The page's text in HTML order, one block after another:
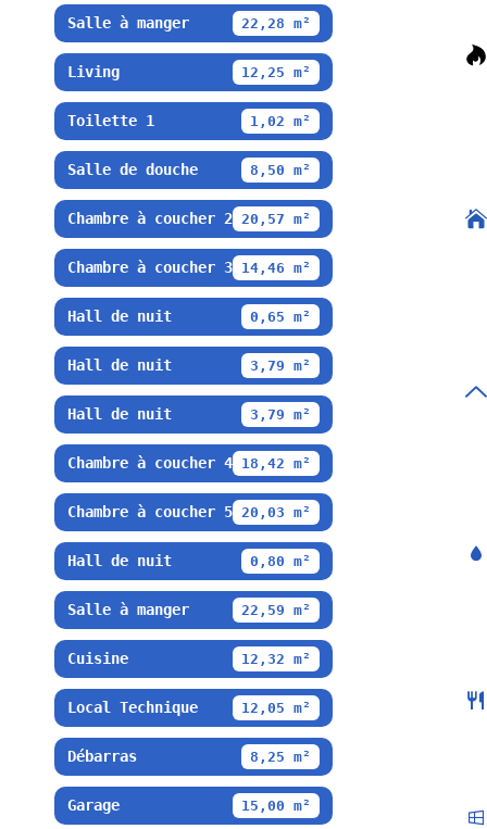
Salle à manger 22,28 m²
Living 12,25 m²
Toilette 1 1,02 m²
Salle de douche 8,50 m²
Chambre à coucher 2 20,57 m²
Chambre à coucher 3 14,46 m²
Hall de nuit 0,65 m²
Hall de nuit 3,79 m²
Hall de nuit 3,79 m²
Chambre à coucher 4 18,42 m²
Chambre à coucher 5 20,03 m²
Hall de nuit 0,80 m²
Salle à manger 22,59 m²
Cuisine 12,32 m²
Local Technique 12,05 m²
Débarras 8,25 m²
Garage 15,00 m²